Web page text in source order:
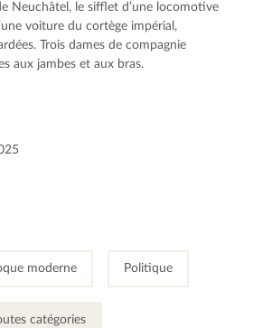
Neuchâtel, le sifflet d’une locomotive
voiture du cortège impérial,
Trois dames de compagnie
aux jambes et aux bras.
moderne Politique
catégories